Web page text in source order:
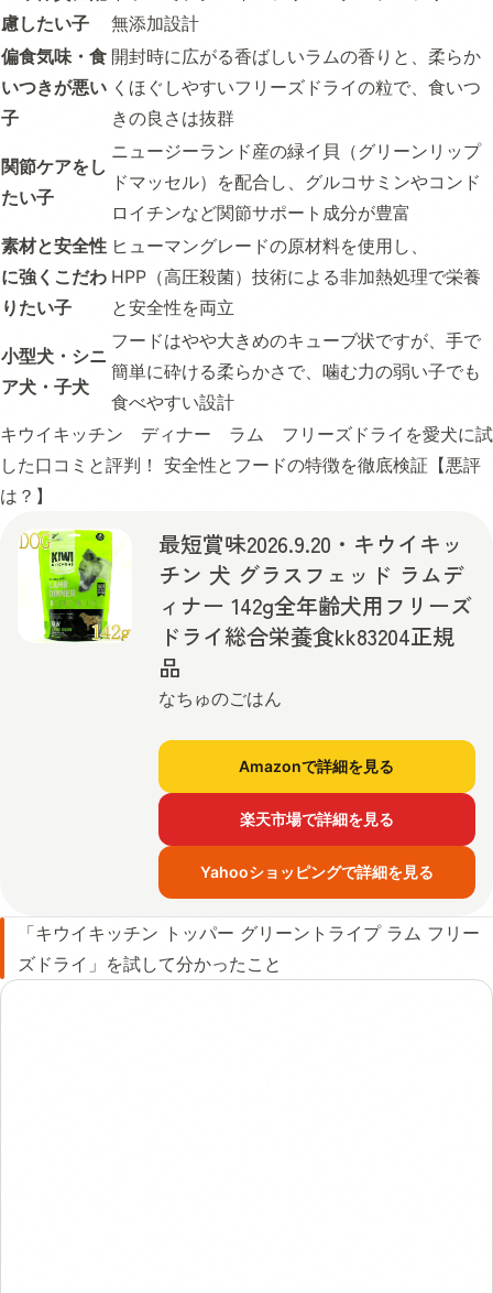
慮したい子
無添加設計
偏食気味・食
いつきが悪い
子
開封時に広がる香ばしいラムの香りと、柔らか
くほぐしやすいフリーズドライの粒で、食いつ
きの良さは抜群
関節ケアをし
たい子
ニュージーランド産の緑イ貝（グリーンリップ
ドマッセル）を配合し、グルコサミンやコンド
ロイチンなど関節サポート成分が豊富
素材と安全性
に強くこだわ
りたい子
ヒューマングレードの原材料を使用し、
HPP（高圧殺菌）技術による非加熱処理で栄養
と安全性を両立
小型犬・シニ
ア犬・子犬
フードはやや大きめのキューブ状ですが、手で
簡単に砕ける柔らかさで、噛む力の弱い子でも
食べやすい設計
キウイキッチン ディナー ラム フリーズドライを愛犬に試
した口コミと評判！ 安全性とフードの特徴を徹底検証【悪評
は？】
最短賞味2026.9.20・キウイキッ
チン 犬 グラスフェッド ラムデ
ィナー 142g全年齢犬用フリーズ
ドライ総合栄養食kk83204正規
品
なちゅのごはん
Amazonで詳細を見る
楽天市場で詳細を見る
Yahooショッピングで詳細を見る
「キウイキッチン トッパー グリーントライプ ラム フリー
ズドライ」を試して分かったこと